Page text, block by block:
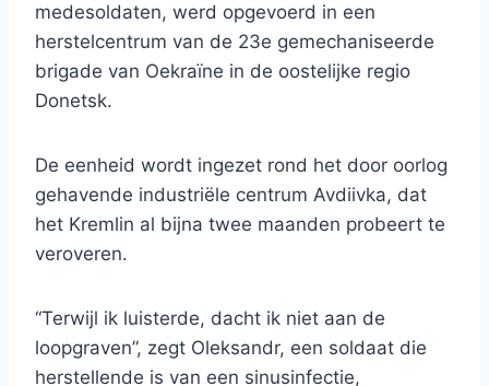
medesoldaten, werd opgevoerd in een
herstelcentrum van de 23e gemechaniseerde
brigade van Oekraïne in de oostelijke regio
Donetsk.
De eenheid wordt ingezet rond het door oorlog
gehavende industriële centrum Avdiivka, dat
het Kremlin al bijna twee maanden probeert te
veroveren.
“Terwijl ik luisterde, dacht ik niet aan de
loopgraven”, zegt Oleksandr, een soldaat die
herstellende is van een sinusinfectie,